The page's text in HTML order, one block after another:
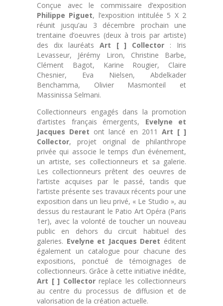
Conçue avec le commissaire d’exposition
Philippe Piguet, l’exposition intitulée 5 X 2
réunit jusqu’au 3 décembre prochain une
trentaine d’oeuvres (deux à trois par artiste)
des dix lauréats Art [ ] Collector : Iris
Levasseur, Jérémy Liron, Christine Barbe,
Clément Bagot, Karine Rougier, Claire
Chesnier, Eva Nielsen, Abdelkader
Benchamma, Olivier Masmonteil et
Massinissa Selmani.
Collectionneurs engagés dans la promotion
d’artistes français émergents, Evelyne et
Jacques Deret ont lancé en 2011 Art [ ]
Collector, projet original de philanthrope
privée qui associe le temps d’un événement,
un artiste, ses collectionneurs et sa galerie.
Les collectionneurs prêtent des oeuvres de
l’artiste acquises par le passé, tandis que
l’artiste présente ses travaux récents pour une
exposition dans un lieu privé, « Le Studio », au
dessus du restaurant le Patio Art Opéra (Paris
1er), avec la volonté de toucher un nouveau
public en dehors du circuit habituel des
galeries. Evelyne et Jacques Deret éditent
également un catalogue pour chacune des
expositions, ponctué de témoignages de
collectionneurs. Grâce à cette initiative inédite,
Art [ ] Collectorreplace les collectionneurs
au centre du processus de diffusion et de
valorisation de la création actuelle.